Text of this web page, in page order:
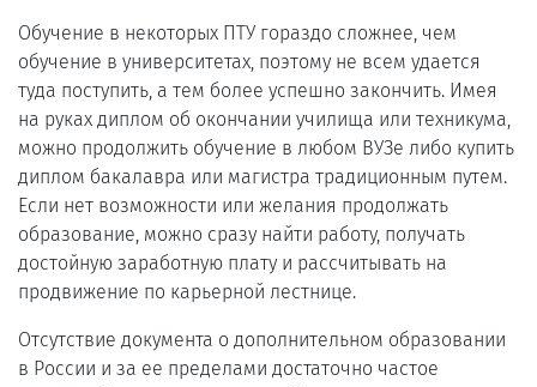
Обучение в некоторых ПТУ гораздо сложнее, чем
обучение в университетах, поэтому не всем удается
туда поступить, а тем более успешно закончить. Имея
на руках диплом об окончании училища или техникума,
можно продолжить обучение в любом ВУЗе либо купить
диплом бакалавра или магистра традиционным путем.
Если нет возможности или желания продолжать
образование, можно сразу найти работу, получать
достойную заработную плату и рассчитывать на
продвижение по карьерной лестнице.
Отсутствие документа о дополнительном образовании
в России и за ее пределами достаточно частое